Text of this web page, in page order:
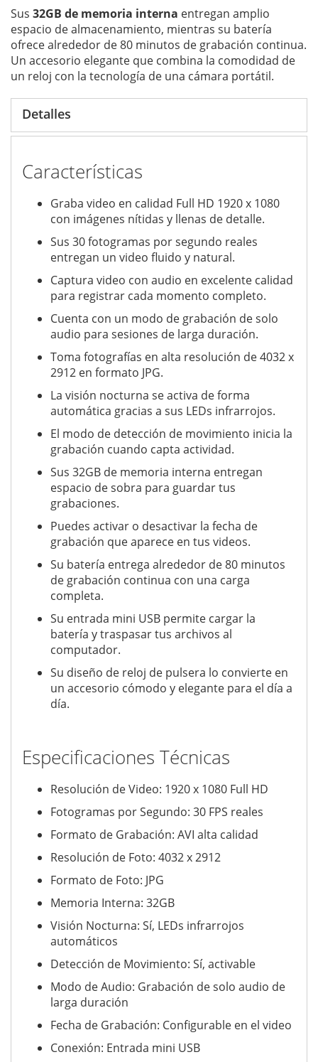
Sus 32GB de memoria interna entregan amplio
espacio de almacenamiento, mientras su batería
ofrece alrededor de 80 minutos de grabación continua.
Un accesorio elegante que combina la comodidad de
un reloj con la tecnología de una cámara portátil.
Detalles
Características
Graba video en calidad Full HD 1920 x 1080
con imágenes nítidas y llenas de detalle.
Sus 30 fotogramas por segundo reales
entregan un video fluido y natural.
Captura video con audio en excelente calidad
para registrar cada momento completo.
Cuenta con un modo de grabación de solo
audio para sesiones de larga duración.
Toma fotografías en alta resolución de 4032 x
2912 en formato JPG.
La visión nocturna se activa de forma
automática gracias a sus LEDs infrarrojos.
El modo de detección de movimiento inicia la
grabación cuando capta actividad.
Sus 32GB de memoria interna entregan
espacio de sobra para guardar tus
grabaciones.
Puedes activar o desactivar la fecha de
grabación que aparece en tus videos.
Su batería entrega alrededor de 80 minutos
de grabación continua con una carga
completa.
Su entrada mini USB permite cargar la
batería y traspasar tus archivos al
computador.
Su diseño de reloj de pulsera lo convierte en
un accesorio cómodo y elegante para el día a
día.
Especificaciones Técnicas
Resolución de Video: 1920 x 1080 Full HD
Fotogramas por Segundo: 30 FPS reales
Formato de Grabación: AVI alta calidad
Resolución de Foto: 4032 x 2912
Formato de Foto: JPG
Memoria Interna: 32GB
Visión Nocturna: Sí, LEDs infrarrojos
automáticos
Detección de Movimiento: Sí, activable
Modo de Audio: Grabación de solo audio de
larga duración
Fecha de Grabación: Configurable en el video
Conexión: Entrada mini USB